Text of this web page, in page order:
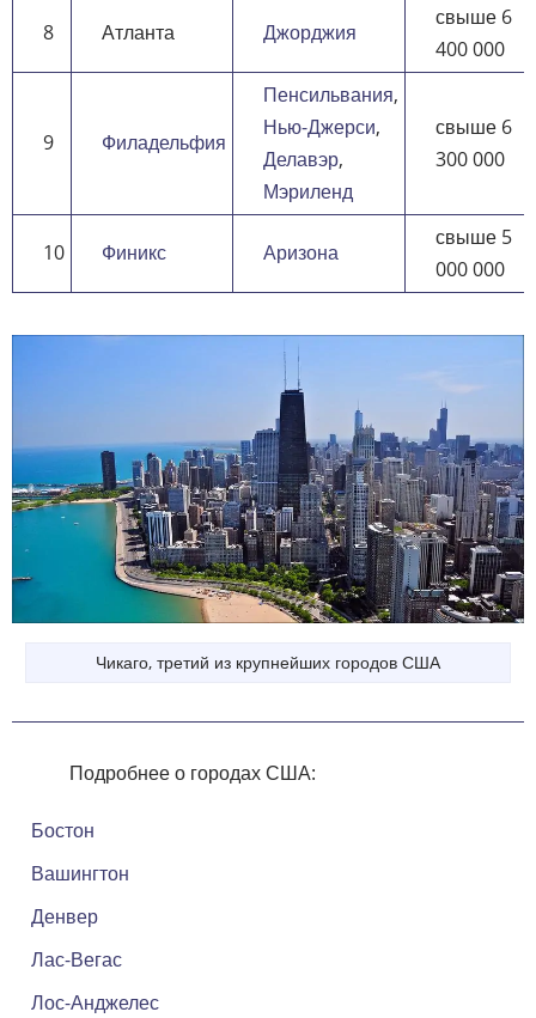
8 Атланта Джорджия
свыше 6
400 000
9 Филадельфия
Пенсильвания,
Нью-Джерси,
Делавэр,
Мэриленд
свыше 6
300 000
10 Финикс Аризона
свыше 5
000 000
Чикаго, третий из крупнейших городов США
Подробнее о городах США:
Бостон
Вашингтон
Денвер
Лас-Вегас
Лос-Анджелес